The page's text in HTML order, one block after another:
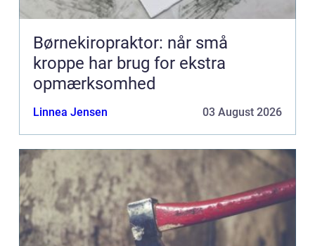
Børnekiropraktor: når små
kroppe har brug for ekstra
opmærksomhed
Linnea Jensen 03 August 2026